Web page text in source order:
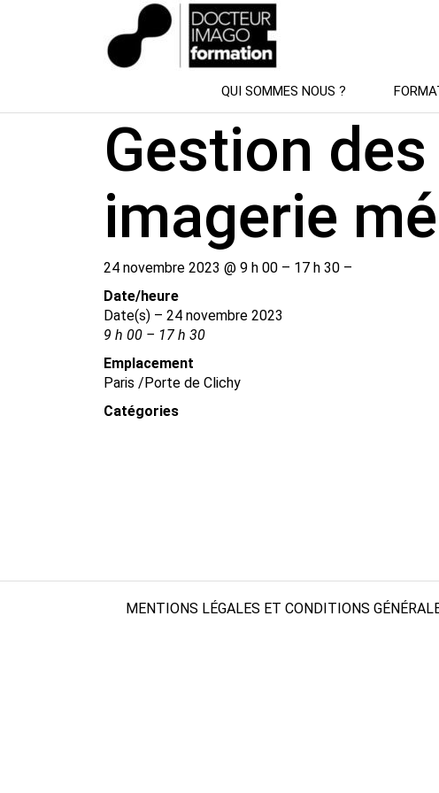
QUI SOMMES NOUS ?
Gestion
imagerie
24 novembre 2023 @ 9 h 00 – 17 h 30 –
Date/​heure
Date(s) – 24 novembre 2023
9 h 00 – 17 h 30
Emplacement
Paris /​Porte de Clichy
Catégories
MENTIONS LÉGALES ET CONDITIONS